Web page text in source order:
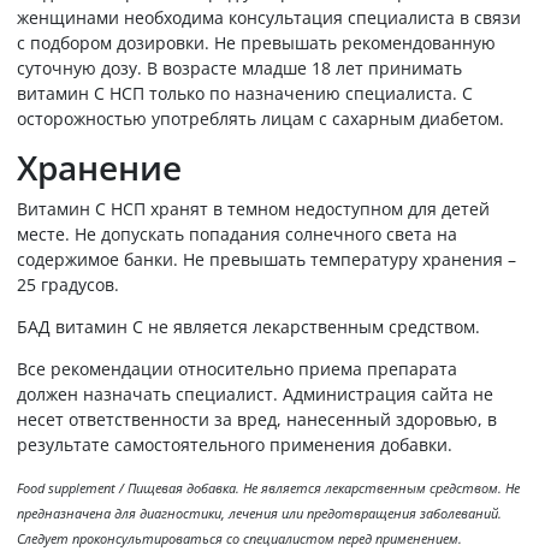
женщинами необходима консультация специалиста в связи
с подбором дозировки. Не превышать рекомендованную
суточную дозу. В возрасте младше 18 лет принимать
витамин С НСП только по назначению специалиста. С
осторожностью употреблять лицам с сахарным диабетом.
Хранение
Витамин С НСП хранят в темном недоступном для детей
месте. Не допускать попадания солнечного света на
содержимое банки. Не превышать температуру хранения –
25 градусов.
БАД витамин С не является лекарственным средством.
Все рекомендации относительно приема препарата
должен назначать специалист. Администрация сайта не
несет ответственности за вред, нанесенный здоровью, в
результате самостоятельного применения добавки.
Food supplement / Пищевая добавка. Не является лекарственным средством. Не
предназначена для диагностики, лечения или предотвращения заболеваний.
Следует проконсультироваться со специалистом перед применением.